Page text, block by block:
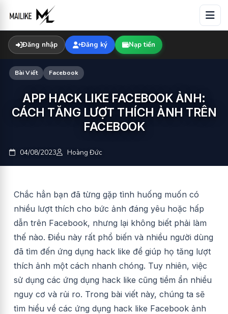
content
Đăng nhập Đăng ký Nạp tiền
Bài Viết Facebook
APP HACK LIKE FACEBOOK ẢNH:
CÁCH TĂNG LƯỢT THÍCH ẢNH TRÊN
FACEBOOK
04/08/2023 Hoàng Đức
Chắc hẳn bạn đã từng gặp tình huống muốn có
nhiều lượt thích cho bức ảnh đáng yêu hoặc hấp
dẫn trên Facebook, nhưng lại không biết phải làm
thế nào. Điều này rất phổ biến và nhiều người dùng
đã tìm đến ứng dụng hack like để giúp họ tăng lượt
thích ảnh một cách nhanh chóng. Tuy nhiên, việc
sử dụng các ứng dụng hack like cũng tiềm ẩn nhiều
nguy cơ và rủi ro. Trong bài viết này, chúng ta sẽ
tìm hiểu về các ứng dụng hack like Facebook ảnh